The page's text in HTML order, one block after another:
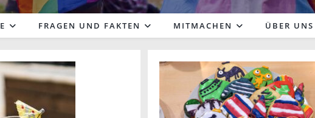
FRAGEN UND FAKTEN MITMACHEN ÜBER UNS